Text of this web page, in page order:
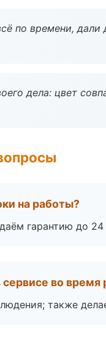
по времени,
дела: цвет
на работы?
гарантию до 24
сервисе во время
также